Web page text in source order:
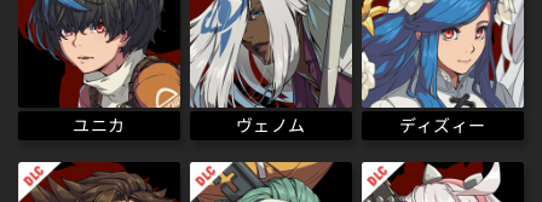
ユニカ ヴェノム ディズィー